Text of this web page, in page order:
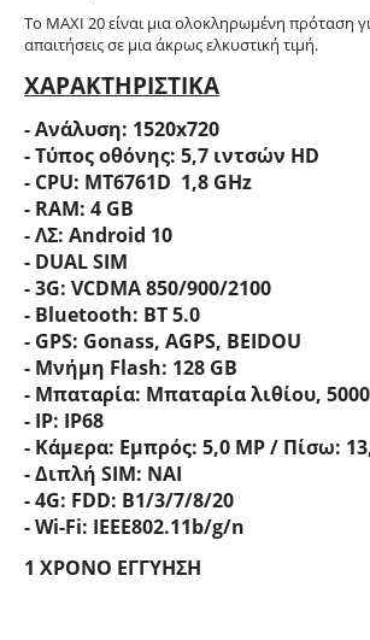
Το ΜΑΧΙ 20 είναι μια ολοκληρωμένη πρόταση
απαιτήσεις σε μια άκρως ελκυστική τιμή.
ΧΑΡΑΚΤΗΡΙΣΤΙΚΑ
- Ανάλυση: 1520x720
- Τύπος οθόνης: 5,7 ιντσών HD
- CPU: MT6761D 1,8 GHz
- RAM: 4 GB
- ΛΣ: Android 10
- DUAL SIM
- 3G: VCDMA 850/900/2100
- Bluetooth: BT 5.0
- GPS: Gonass, AGPS, BEIDOU
- Μνήμη Flash: 128 GB
- Μπαταρία: Μπαταρία λιθίου,
- IP: IP68
- Κάμερα: Εμπρός: 5,0 MP / Πίσω:
- Διπλή SIM: ΝΑΙ
- 4G: FDD: B1/3/7/8/20
- Wi-Fi: IEEE802.11b/g/n
1 ΧΡΟΝΟ ΕΓΓΥΗΣΗ